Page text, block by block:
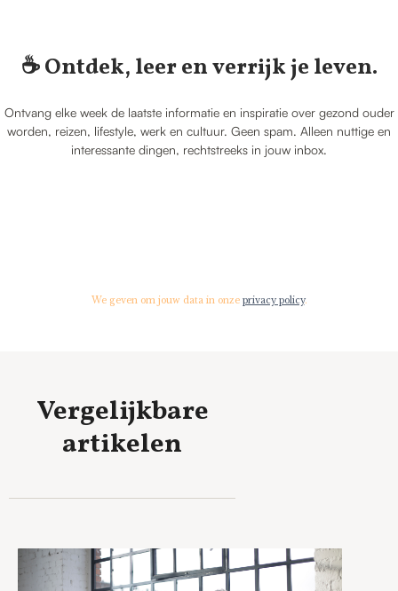
☕️ Ontdek, leer en verrijk je leven.
Ontvang elke week de laatste informatie en inspiratie over gezond ouder
worden, reizen, lifestyle, werk en cultuur. Geen spam. Alleen nuttige en
interessante dingen, rechtstreeks in jouw inbox.
We geven om jouw data in onze privacy policy.
Vergelijkbare
artikelen